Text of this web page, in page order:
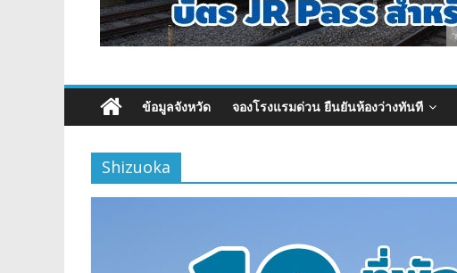
ข้อมูลจังหวัด จองโรงแรมด่วน ยืนยันห้องว่างทันที
Shizuoka